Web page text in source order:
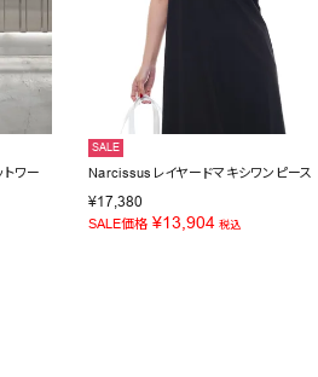
ワー
SALE
Narcissusレイヤードマキシワンピース
¥17,380
SALE価格 ¥13,904 税込